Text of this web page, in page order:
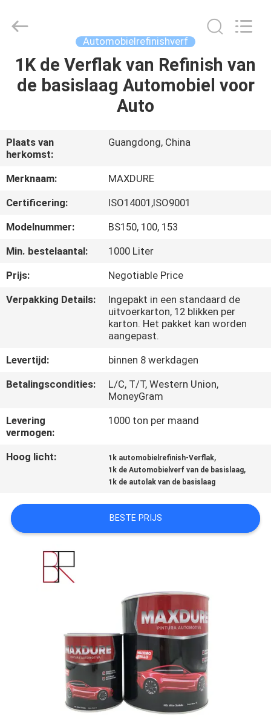
HUIS
ONGEVEER
ONS
FABRIEKSREIS
CONTACTEER
ONS
VERZOEK
EEN
CITAAT
PRIVACY
POLICY
Rights
Automobielrefinishverf
1K de Verflak van Refinish van
de basislaag Automobiel voor
Auto
Plaats van
herkomst:
Guangdong, China
Merknaam:
MAXDURE
Certificering:
ISO14001,ISO9001
Modelnummer:
BS150, 100, 153
Min. bestelaantal:
1000 Liter
Prijs:
Negotiable Price
Verpakking Details:
Ingepakt in een standaard de
uitvoerkarton, 12 blikken per
karton. Het pakket kan worden
aangepast.
Levertijd:
binnen 8 werkdagen
Betalingscondities:
L/C, T/T, Western Union,
MoneyGram
Levering
vermogen:
1000 ton per maand
Hoog licht: 1k automobielrefinish-Verflak,
1k de Automobielverf van de basislaag,
1k de autolak van de basislaag
BESTE PRIJS